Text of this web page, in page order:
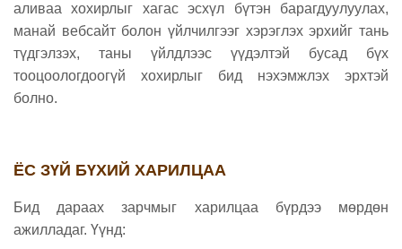
аливаа хохирлыг хагас эсхүл бүтэн барагдуулуулах,
манай вебсайт болон үйлчилгээг хэрэглэх эрхийг тань
түдгэлзэх, таны үйлдлээс үүдэлтэй бусад бүх
тооцоологдоогүй хохирлыг бид нэхэмжлэх эрхтэй
болно.
ЁС ЗҮЙ БҮХИЙ ХАРИЛЦАА
Бид дараах зарчмыг харилцаа бүрдээ мөрдөн
ажилладаг. Үүнд: